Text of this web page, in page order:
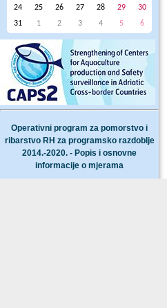
24
25 26 27 28 29
30
31
1 2 3 4 5 6
Operativni program za pomorstvo i
ribarstvo RH za programsko razdoblje
2014.-2020. - Popis i osnovne
informacije o mjerama